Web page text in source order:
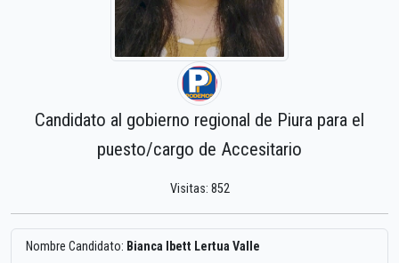
Candidato al gobierno regional de Piura para el
puesto/cargo de Accesitario
Visitas: 852
Nombre Candidato: Bianca Ibett Lertua Valle